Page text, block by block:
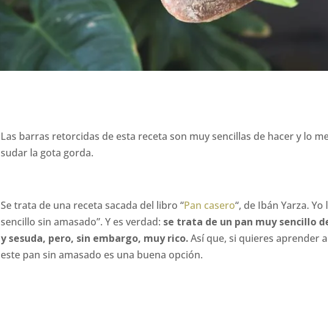
Las barras retorcidas de esta receta son muy sencillas de hacer y lo
sudar la gota gorda.
Se trata de una receta sacada del libro “Pan casero“, de Ibán Yarza.
sencillo sin amasado”. Y es verdad: se trata de un pan muy sencillo
y sesuda, pero, sin embargo, muy rico.Así que, si quieres aprender
este pan sin amasado es una buena opción.